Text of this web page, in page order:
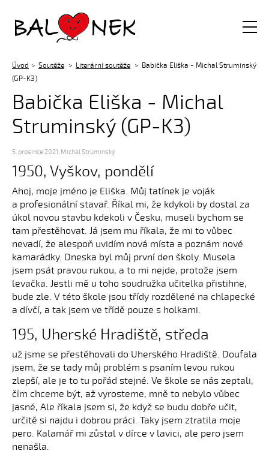
Balónek z.s.
Úvod Soutěže Literární soutěže
Babička Eliška - Michal Struminský
(GP-K3)
Babička Eliška - Michal
Struminský (GP-K3)
5. prosince 2021, Michal Struminský
1950, Vyškov, pondělí
Ahoj, moje jméno je Eliška. Můj tatínek je voják
a profesionální stavař. Říkal mi, že kdykoli by dostal za
úkol novou stavbu kdekoli v Česku, museli bychom se
tam přestěhovat. Já jsem mu říkala, že mi to vůbec
nevadí, že alespoň uvidím nová místa a poznám nové
kamarádky. Dneska byl můj první den školy. Musela
jsem psát pravou rukou, a to mi nejde, protože jsem
levačka. Jestli mě u toho soudružka učitelka přistihne,
bude zle. V této škole jsou třídy rozdělené na chlapecké
a dívčí, a tak jsem ve třídě pouze s holkami.
195, Uherské Hradiště, středa
už jsme se přestěhovali do Uherského Hradiště. Doufala
jsem, že se tady můj problém s psaním levou rukou
zlepší, ale je to tu pořád stejné. Ve škole se nás zeptali,
čím chceme být, až vyrosteme, mně to nebylo vůbec
jasné, Ale říkala jsem si, že když se budu dobře učit,
určitě si najdu i dobrou práci. Taky jsem ztratila moje
pero. Kalamář mi zůstal v dírce v lavici, ale pero jsem
nenašla.